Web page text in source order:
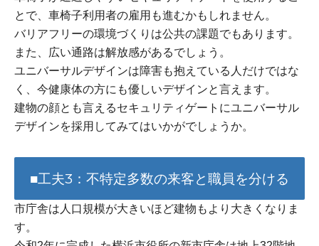
とで、車椅子利用者の雇用も進むかもしれません。
バリアフリーの環境づくりは公共の課題でもあります。
また、広い通路は解放感があるでしょう。
ユニバーサルデザインは障害も抱えている人だけではな
く、今健康体の方にも優しいデザインと言えます。
建物の顔とも言えるセキュリティゲートにユニバーサル
デザインを採用してみてはいかがでしょうか。
■工夫3：不特定多数の来客と職員を分ける
市庁舎は人口規模が大きいほど建物もより大きくなりま
す。